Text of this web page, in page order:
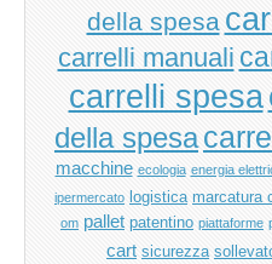
della spesa
carrelli manuali
carrelli spesa
della spesa
macchine ecologia energia
ipermercato logistica marcatura
om pallet patentino piattaforme
cart sicurezza